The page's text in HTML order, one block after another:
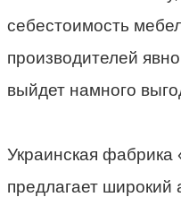
себестоимость
производителей
выйдет намного
Украинская фабрика
предлагает широкий